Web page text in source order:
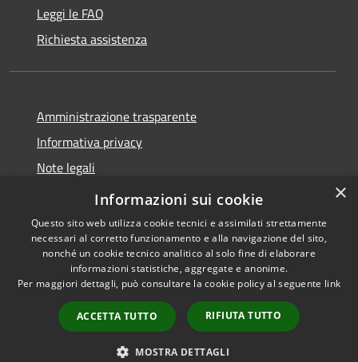
Leggi le FAQ
Richiesta assistenza
Amministrazione trasparente
Informativa privacy
Note legali
Dichiarazione di accessibilità
Accessibilità
Copyright © 2026 • Comune di
Montorio al Vomano • Powered
byMunicipium
Accesso
redazione
×
Informazioni sui cookie
Questo sito web utilizza cookie tecnici e assimilati strettamente
necessari al corretto funzionamento e alla navigazione del sito,
nonché un cookie tecnico analitico al solo fine di elaborare
informazioni statistiche, aggregate e anonime.
Per maggiori dettagli, può consultare la cookie policy al seguente link
ACCETTA TUTTO RIFIUTA TUTTO
MOSTRA DETTAGLI